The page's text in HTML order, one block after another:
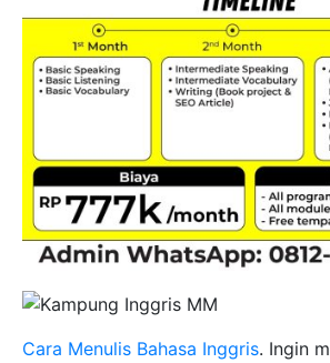
Cara Menulis Bahasa Inggris. Ingin